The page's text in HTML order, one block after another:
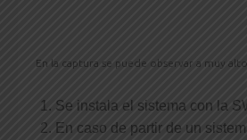
En la captura se puede observar a muy
Se instala el sistema con la
En caso de partir de un